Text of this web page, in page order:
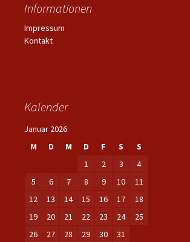
Informationen
Impressum
Kontakt
Kalender
Januar 2026
M
D M D F S
S
1
2 3
4
5
6 7 8 9 10
11
12
13 14 15 16 17
18
19
20 21 22 23 24
25
26
27 28 29 30 31